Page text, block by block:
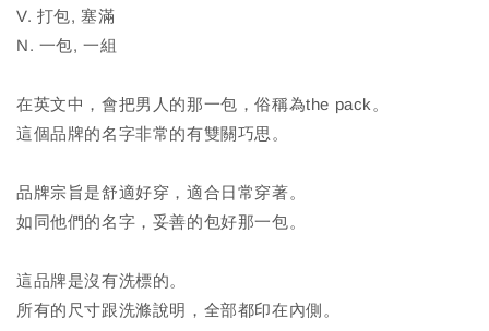
V. 打包, 塞滿
N. 一包, 一組
在英文中，會把男人的那一包，俗稱為the pack。
這個品牌的名字非常的有雙關巧思。
品牌宗旨是舒適好穿，適合日常穿著。
如同他們的名字，妥善的包好那一包。
這品牌是沒有洗標的。
所有的尺寸跟洗滌說明，全部都印在內側。